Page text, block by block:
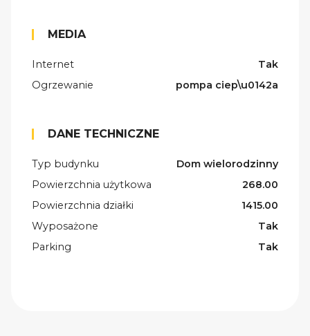
MEDIA
Internet
Tak
Ogrzewanie
pompa ciep\u0142a
DANE TECHNICZNE
Typ budynku
Dom wielorodzinny
Powierzchnia użytkowa
268.00
Powierzchnia działki
1415.00
Wyposażone
Tak
Parking
Tak